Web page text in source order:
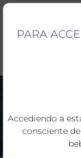
Saltar
contenido
PARA
Accediendo a
consciente